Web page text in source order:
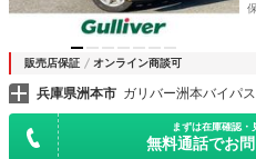
販売店保証 オンライン商談可
兵庫県洲本市 ガリバー洲本バイパ
まずは在庫確認・
無料通話でお